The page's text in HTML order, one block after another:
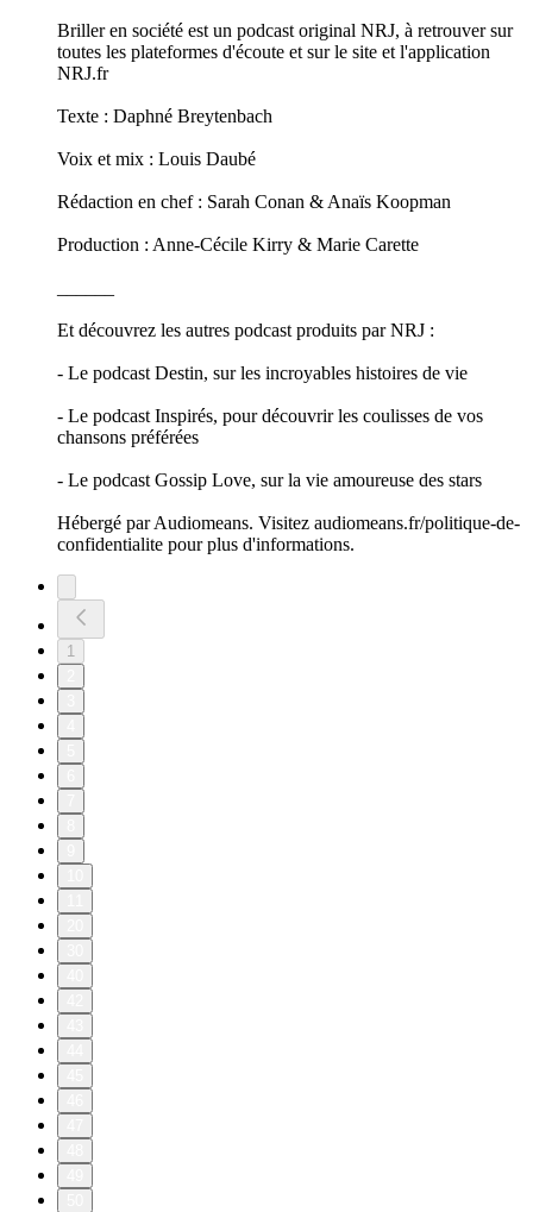
Briller en société est un podcast original NRJ, à retrouver sur
toutes les plateformes d'écoute et sur le site et l'application
NRJ.fr
Texte : Daphné Breytenbach
Voix et mix : Louis Daubé
Rédaction en chef : Sarah Conan & Anaïs Koopman
Production : Anne-Cécile Kirry & Marie Carette
Et découvrez les autres podcast produits par NRJ :
- Le podcast Destin, sur les incroyables histoires de vie
- Le podcast Inspirés, pour découvrir les coulisses de vos
chansons préférées
- Le podcast Gossip Love, sur la vie amoureuse des stars
Hébergé par Audiomeans. Visitez audiomeans.fr/politique-de-
confidentialite pour plus d'informations.
1